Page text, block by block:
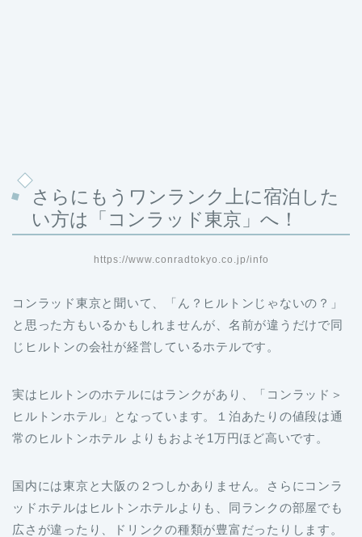
さらにもうワンランク上に宿泊した
い方は「コンラッド東京」へ！
https://www.conradtokyo.co.jp/info
コンラッド東京と聞いて、「ん？ヒルトンじゃないの？」
と思った方もいるかもしれませんが、名前が違うだけで同
じヒルトンの会社が経営しているホテルです。
実はヒルトンのホテルにはランクがあり、「コンラッド＞
ヒルトンホテル」となっています。１泊あたりの値段は通
常のヒルトンホテル よりもおよそ1万円ほど高いです。
国内には東京と大阪の２つしかありません。さらにコンラ
ッドホテルはヒルトンホテルよりも、同ランクの部屋でも
広さが違ったり、ドリンクの種類が豊富だったりします。